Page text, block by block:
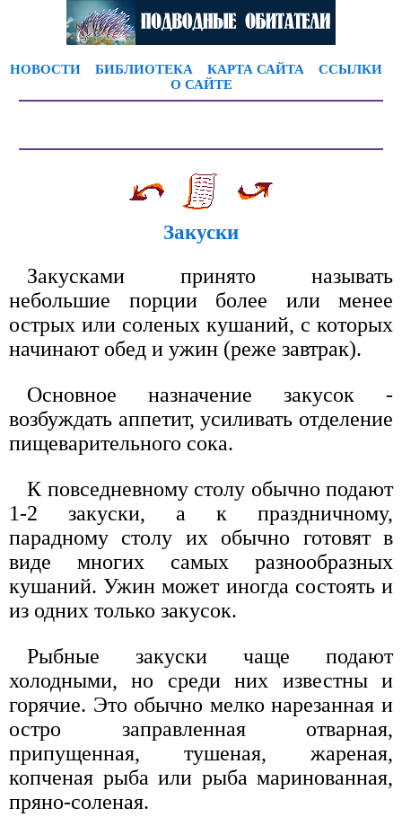
НОВОСТИ БИБЛИОТЕКА КАРТА САЙТА
ССЫЛКИ
О САЙТЕ
Закуски
Закусками принято называть
небольшие порции более или менее
острых или соленых кушаний, с которых
начинают обед и ужин (реже завтрак).
Основное назначение закусок -
возбуждать аппетит, усиливать отделение
пищеварительного сока.
К повседневному столу обычно подают
1-2 закуски, а к праздничному,
парадному столу их обычно готовят в
виде многих самых разнообразных
кушаний. Ужин может иногда состоять и
из одних только закусок.
Рыбные закуски чаще подают
холодными, но среди них известны и
горячие. Это обычно мелко нарезанная и
остро заправленная отварная,
припущенная, тушеная, жареная,
копченая рыба или рыба маринованная,
пряно-соленая.